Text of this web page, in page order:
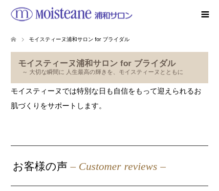
モイスティーヌ浦和サロン for ブライダル
モイスティーヌ浦和サロン for ブライダル
～ 大切な瞬間に 人生最高の輝きを、モイスティーヌとともに
モイスティーヌでは特別な日も自信をもって迎えられるお
肌づくりをサポートします。
お客様の声– Customer reviews –